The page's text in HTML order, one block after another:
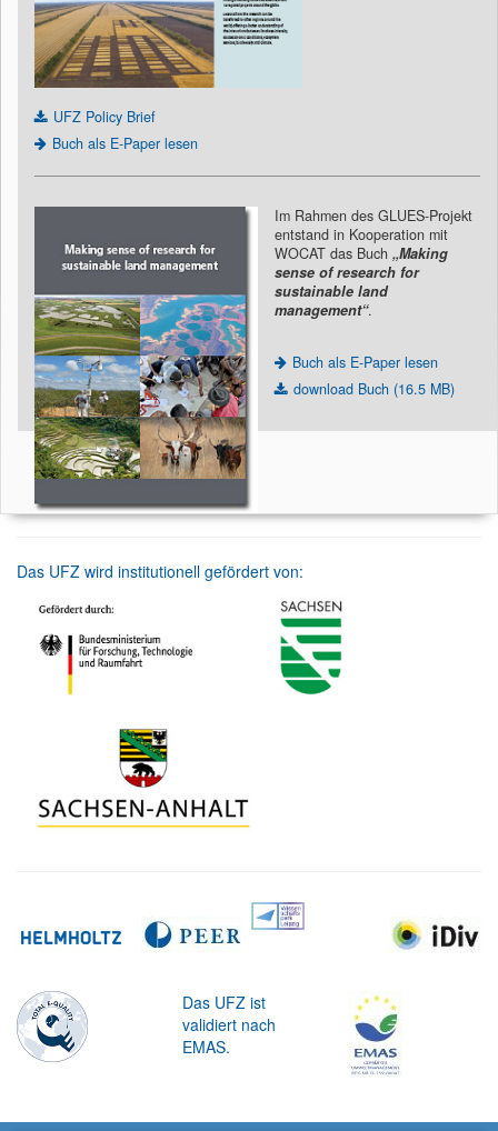
UFZ Policy Brief
Buch als E-Paper lesen
Im Rahmen des GLUES-Projekt
entstand in Kooperation mit
WOCAT das Buch „Making
sense of research for
sustainable land
management“.
Buch als E-Paper lesen
download Buch (16.5 MB)
Das UFZ wird institutionell gefördert von:
Das UFZ ist
validiert nach
EMAS.